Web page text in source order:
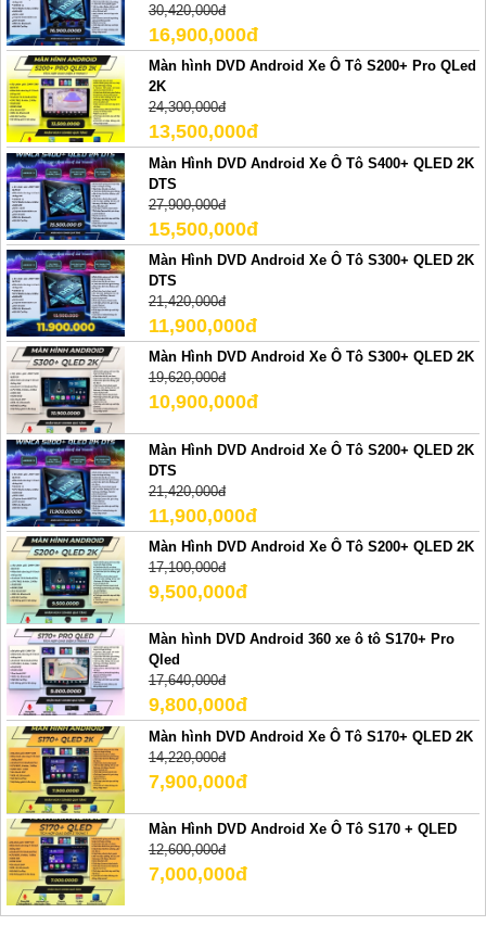
30,420,000đ
16,900,000đ
Màn hình DVD Android Xe Ô Tô S200+ Pro QLed
2K
24,300,000đ
13,500,000đ
Màn Hình DVD Android Xe Ô Tô S400+ QLED 2K
DTS
27,900,000đ
15,500,000đ
Màn Hình DVD Android Xe Ô Tô S300+ QLED 2K
DTS
21,420,000đ
11,900,000đ
Màn Hình DVD Android Xe Ô Tô S300+ QLED 2K
19,620,000đ
10,900,000đ
Màn Hình DVD Android Xe Ô Tô S200+ QLED 2K
DTS
21,420,000đ
11,900,000đ
Màn Hình DVD Android Xe Ô Tô S200+ QLED 2K
17,100,000đ
9,500,000đ
Màn hình DVD Android 360 xe ô tô S170+ Pro
Qled
17,640,000đ
9,800,000đ
Màn hình DVD Android Xe Ô Tô S170+ QLED 2K
14,220,000đ
7,900,000đ
Màn Hình DVD Android Xe Ô Tô S170 + QLED
12,600,000đ
7,000,000đ